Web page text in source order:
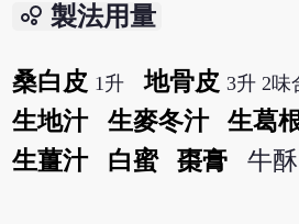
bubble_chart 製法用量
桑白皮 1升 地骨皮 3升 2味
生地汁 生麥冬汁 生葛
生薑汁 白蜜 棗膏 牛酥